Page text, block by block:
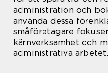
administration och
använda dessa
småföretagare
kärnverksamhet och
administrativa arbetet.